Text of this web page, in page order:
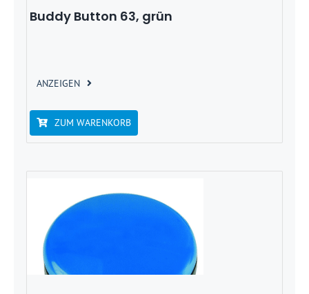
Buddy Button 63, grün
ANZEIGEN
ZUM WARENKORB